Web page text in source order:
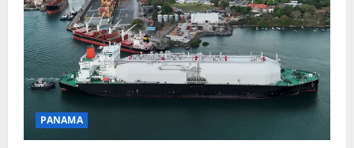
PANAMA